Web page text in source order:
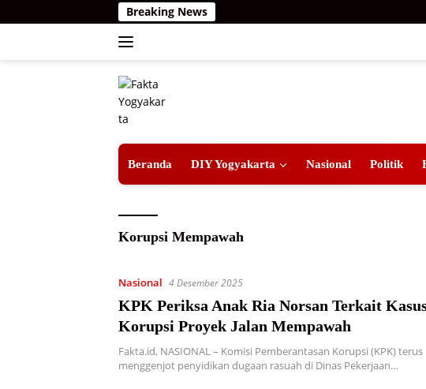
ke
Breaking News
Beranda DIY Yogyakarta Nasional Politik
Korupsi Mempawah
Nasional 4 Desember 2025
KPK Periksa Anak Ria Norsan Terkait
Korupsi Proyek Jalan Mempawah
Fakta.id, NASIONAL – Komisi Pemberantasan Korupsi (KPK) terus
menggenjot penyidikan dugaan rasuah di Dinas Pekerjaan…